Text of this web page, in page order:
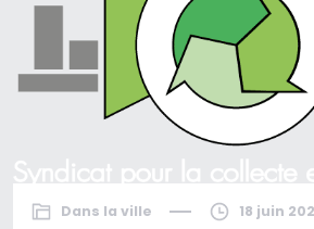
Dans la ville 18 juin